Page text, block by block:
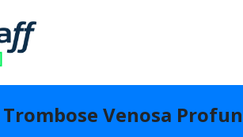
Trombose Venosa